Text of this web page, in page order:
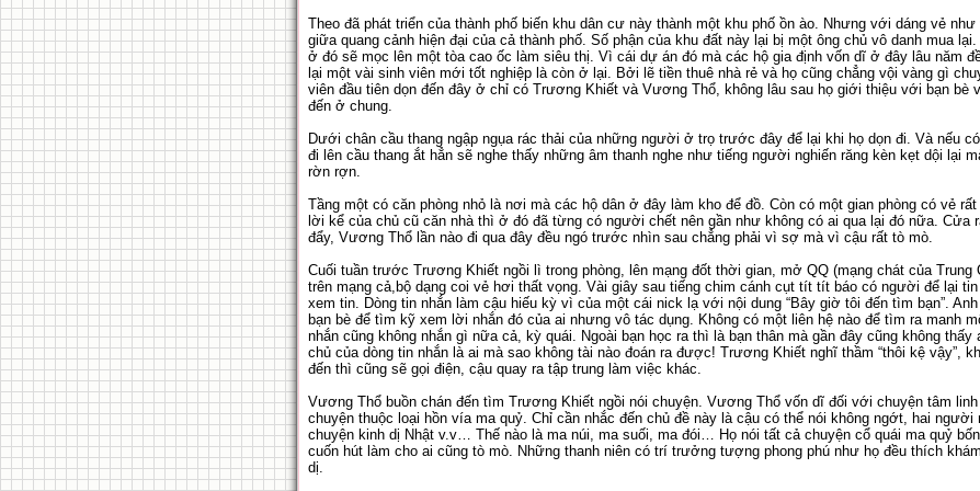
Theo đã phát triển của thành phố biến khu dân cư này thành một khu phố ồn ào. Nhưng với dáng vẻ
giữa quang cảnh hiện đại của cả thành phố. Số phận của khu đất này lại bị một ông chủ vô danh mua
ở đó sẽ mọc lên một tòa cao ốc làm siêu thị. Vì cái dự án đó mà các hộ gia định vốn dĩ ở đây lâu năm
lại một vài sinh viên mới tốt nghiệp là còn ở lại. Bởi lẽ tiền thuê nhà rẻ và họ cũng chẳng vội vàng gì
viên đầu tiên dọn đến đây ở chỉ có Trương Khiết và Vương Thổ, không lâu sau họ giới thiệu với bạn bè
đến ở chung.
Dưới chân cầu thang ngập ngụa rác thải của những người ở trọ trước đây để lại khi họ dọn đi. Và nếu
đi lên cầu thang ắt hẳn sẽ nghe thấy những âm thanh nghe như tiếng người nghiến răng kèn kẹt dội lại
rờn rợn.
Tầng một có căn phòng nhỏ là nơi mà các hộ dân ở đây làm kho để đồ. Còn có một gian phòng có vẻ
lời kể của chủ cũ căn nhà thì ở đó đã từng có người chết nên gần như không có ai qua lại đó nữa. Cửa
đẩy, Vương Thổ lần nào đi qua đây đều ngó trước nhìn sau chẳng phải vì sợ mà vì cậu rất tò mò.
Cuối tuần trước Trương Khiết ngồi lì trong phòng, lên mạng đốt thời gian, mở QQ (mạng chát của Trung
trên mạng cả,bộ dạng coi vẻ hơi thất vọng. Vài giây sau tiếng chim cánh cụt tít tít báo có người để lại
xem tin. Dòng tin nhắn làm cậu hiếu kỳ vì của một cái nick lạ với nội dung “Bây giờ tôi đến tìm bạn”.
bạn bè để tìm kỹ xem lời nhắn đó của ai nhưng vô tác dụng. Không có một liên hệ nào để tìm ra manh
nhắn cũng không nhắn gì nữa cả, kỳ quái. Ngoài bạn học ra thì là bạn thân mà gần đây cũng không
chủ của dòng tin nhắn là ai mà sao không tài nào đoán ra được! Trương Khiết nghĩ thầm “thôi kệ vậy”,
đến thì cũng sẽ gọi điện, cậu quay ra tập trung làm việc khác.
Vương Thổ buồn chán đến tìm Trương Khiết ngồi nói chuyện. Vương Thổ vốn dĩ đối với chuyện tâm
chuyện thuộc loại hồn vía ma quỷ. Chỉ cần nhắc đến chủ đề này là cậu có thể nói không ngớt, hai người
chuyện kinh dị Nhật v.v… Thế nào là ma núi, ma suối, ma đói… Họ nói tất cả chuyện cổ quái ma quỷ
cuốn hút làm cho ai cũng tò mò. Những thanh niên có trí trưởng tượng phong phú như họ đều thích
dị.